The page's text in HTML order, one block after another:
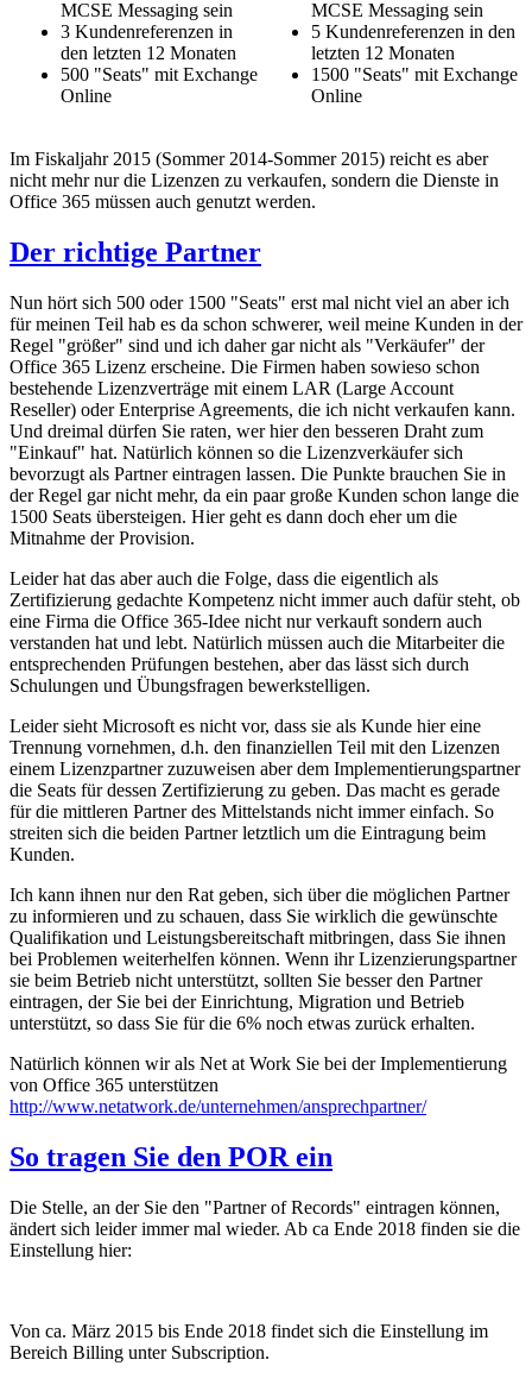
MCSE Messaging sein
3 Kundenreferenzen in
den letzten 12 Monaten
500 "Seats" mit Exchange
Online
MCSE Messaging sein
5 Kundenreferenzen in den
letzten 12 Monaten
1500 "Seats" mit Exchange
Online
Im Fiskaljahr 2015 (Sommer 2014-Sommer 2015) reicht es aber
nicht mehr nur die Lizenzen zu verkaufen, sondern die Dienste in
Office 365 müssen auch genutzt werden.
Der richtige Partner
Nun hört sich 500 oder 1500 "Seats" erst mal nicht viel an aber ich
für meinen Teil hab es da schon schwerer, weil meine Kunden in der
Regel "größer" sind und ich daher gar nicht als "Verkäufer" der
Office 365 Lizenz erscheine. Die Firmen haben sowieso schon
bestehende Lizenzverträge mit einem LAR (Large Account
Reseller) oder Enterprise Agreements, die ich nicht verkaufen kann.
Und dreimal dürfen Sie raten, wer hier den besseren Draht zum
"Einkauf" hat. Natürlich können so die Lizenzverkäufer sich
bevorzugt als Partner eintragen lassen. Die Punkte brauchen Sie in
der Regel gar nicht mehr, da ein paar große Kunden schon lange die
1500 Seats übersteigen. Hier geht es dann doch eher um die
Mitnahme der Provision.
Leider hat das aber auch die Folge, dass die eigentlich als
Zertifizierung gedachte Kompetenz nicht immer auch dafür steht, ob
eine Firma die Office 365-Idee nicht nur verkauft sondern auch
verstanden hat und lebt. Natürlich müssen auch die Mitarbeiter die
entsprechenden Prüfungen bestehen, aber das lässt sich durch
Schulungen und Übungsfragen bewerkstelligen.
Leider sieht Microsoft es nicht vor, dass sie als Kunde hier eine
Trennung vornehmen, d.h. den finanziellen Teil mit den Lizenzen
einem Lizenzpartner zuzuweisen aber dem Implementierungspartner
die Seats für dessen Zertifizierung zu geben. Das macht es gerade
für die mittleren Partner des Mittelstands nicht immer einfach. So
streiten sich die beiden Partner letztlich um die Eintragung beim
Kunden.
Ich kann ihnen nur den Rat geben, sich über die möglichen Partner
zu informieren und zu schauen, dass Sie wirklich die gewünschte
Qualifikation und Leistungsbereitschaft mitbringen, dass Sie ihnen
bei Problemen weiterhelfen können. Wenn ihr Lizenzierungspartner
sie beim Betrieb nicht unterstützt, sollten Sie besser den Partner
eintragen, der Sie bei der Einrichtung, Migration und Betrieb
unterstützt, so dass Sie für die 6% noch etwas zurück erhalten.
Natürlich können wir als Net at Work Sie bei der Implementierung
von Office 365 unterstützen
http://www.netatwork.de/unternehmen/ansprechpartner/
So tragen Sie den POR ein
Die Stelle, an der Sie den "Partner of Records" eintragen können,
ändert sich leider immer mal wieder. Ab ca Ende 2018 finden sie die
Einstellung hier:
Von ca. März 2015 bis Ende 2018 findet sich die Einstellung im
Bereich Billing unter Subscription.